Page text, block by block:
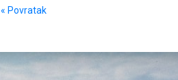
« Povratak